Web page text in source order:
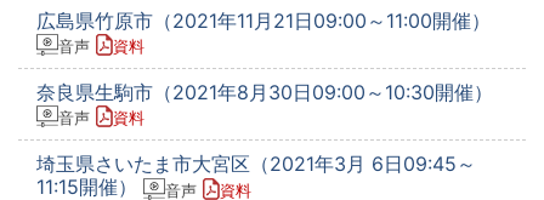
広島県竹原市（2021年11月21日09:00～11:00開催）
音声 資料
奈良県生駒市（2021年8月30日09:00～10:30開催）
音声 資料
埼玉県さいたま市大宮区（2021年3月 6日09:45～
11:15開催）
音声 資料